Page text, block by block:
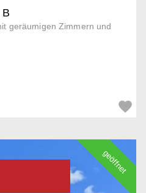
geräumigen Zimmern und
geöffnet